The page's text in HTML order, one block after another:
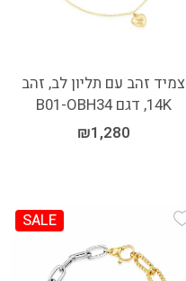
צמיד זהב עם תליון לב, זהב
14K, דגם B01-OBH34
₪1,280
SALE